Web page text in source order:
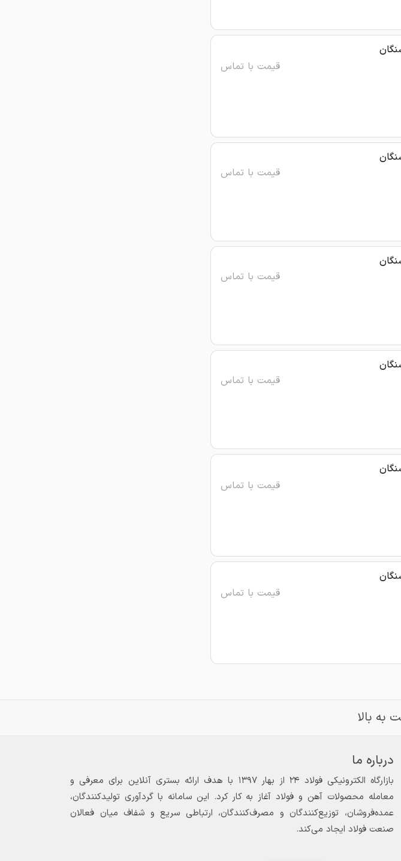
قیمت با تماس
قیمت با تماس
قیمت با تماس
قیمت با تماس
قیمت با تماس
قیمت با تماس
به بالا
درباره ما
بازارگاه الکترونیکی فولاد ۲۴ از بهار ۱۳۹۷ با هدف ارائه بستری آنلاین برای معرفی و
معامله محصولات آهن و فولاد آغاز به کار کرد. این سامانه با گردآوری تولیدکنندگان،
عمده‌فروشان، توزیع‌کنندگان و مصرف‌کنندگان، ارتباطی سریع و شفاف میان فعالان
صنعت فولاد ایجاد می‌کند.